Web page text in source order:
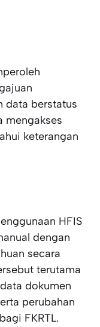
data berstatus
mengakses
keterangan
HFIS
dengan
secara
terutama
dokumen
perubahan
FKRTL.